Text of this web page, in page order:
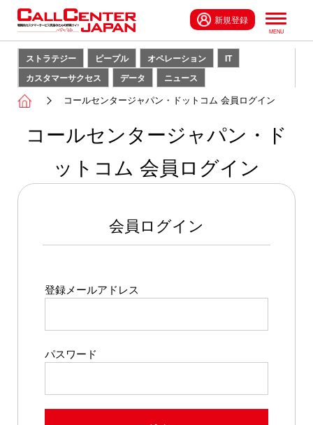
新規登録
ストラテジー ピープル オペレーション
IT
カスタマーサクセス
データ ニュース
コールセンタージャパン・ドットコム 会員ログイン
コールセンタージャパン・ド
ットコム 会員ログイン
会員ログイン
登録メールアドレス
パスワード